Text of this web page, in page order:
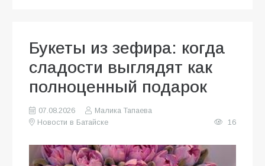
Букеты из зефира: когда
сладости выглядят как
полноценный подарок
07.08.2026
Малика Тапаева
Новости в Батайске
16